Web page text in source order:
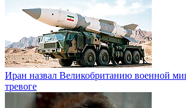
Иран назвал Великобританию военной
тревоге